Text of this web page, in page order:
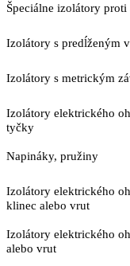
Špeciálne izolátory
Izolátory s predĺženým
Izolátory s metrickým
Izolátory elektrického
tyčky
Napináky, pružiny
Izolátory elektrického
klinec alebo vrut
Izolátory elektrického
alebo vrut